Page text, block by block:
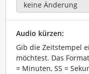
Audio kürzen:
Gib die Zeitstempel
möchtest. Das
= Minuten, SS =